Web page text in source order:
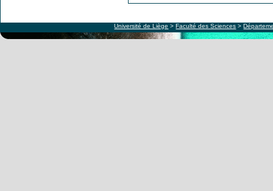
Université de Liège >Faculté des Sciences >